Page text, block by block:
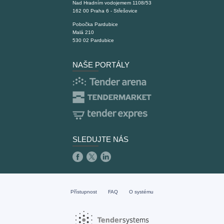
Nad Hradním vodojemem 1108/53
162 00 Praha 6 - Střešovice
Pobočka Pardubice
Malá 210
530 02 Pardubice
NAŠE PORTÁLY
SLEDUJTE NÁS
Přístupnost FAQ O systému